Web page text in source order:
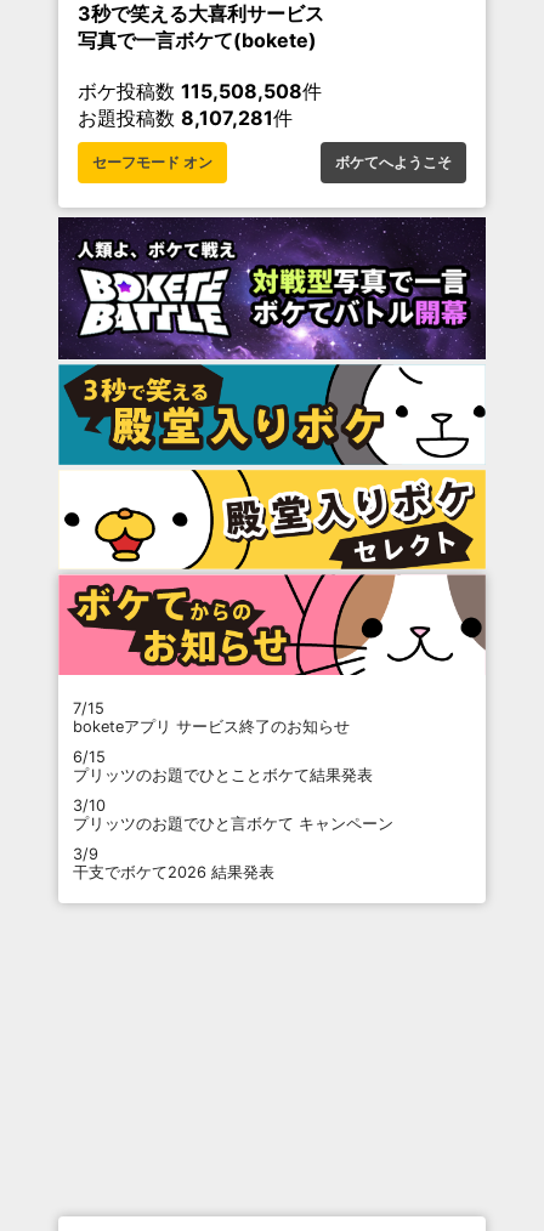
3秒で笑える大喜利サービス
写真で一言ボケて(bokete)
ボケ投稿数 115,508,508件
お題投稿数 8,107,281件
セーフモード オン ボケてへようこそ
7/15
boketeアプリ サービス終了のお知らせ
6/15
プリッツのお題でひとことボケて結果発表
3/10
プリッツのお題でひと言ボケて キャンペーン
3/9
干支でボケて2026 結果発表